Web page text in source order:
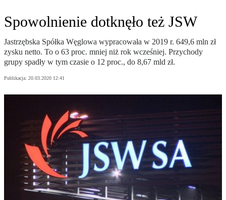
Spowolnienie dotknęło też JSW
Jastrzębska Spółka Węglowa wypracowała w 2019 r. 649,6 mln zł
zysku netto. To o 63 proc. mniej niż rok wcześniej. Przychody
grupy spadły w tym czasie o 12 proc., do 8,67 mld zł.
Publikacja: 20.03.2020 12:41